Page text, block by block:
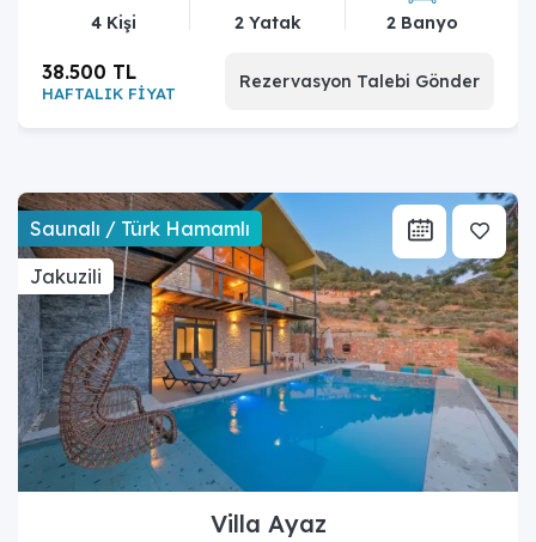
4 Kişi 2 Yatak 2 Banyo
HAFTALIK FİYAT
38.500 TL Rezervasyon Talebi Gönder
Saunalı / Türk Hamamlı
Jakuzili
Villa Ayaz